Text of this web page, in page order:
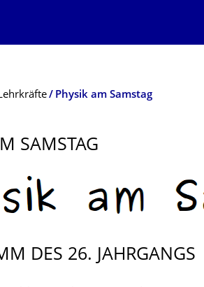
Physik am Samstag
SAMSTAG
DES 26. JAHRGANGS